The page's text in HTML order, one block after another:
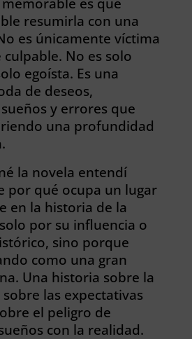
resumirla con una
es únicamente víctima
No es solo
egoísta. Es una
de deseos,
y errores que
una profundidad
la novela entendí
por qué ocupa un lugar
en la historia de la
por su influencia o
sino porque
como una gran
Una historia sobre la
las expectativas
el peligro de
con la realidad.